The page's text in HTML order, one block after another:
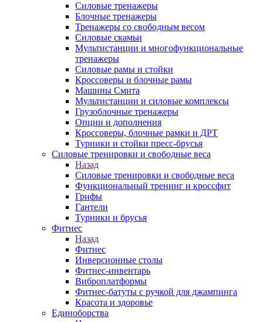
Силовые тренажеры
Блочные тренажеры
Тренажеры со свободным весом
Силовые скамьи
Мультистанции и многофункциональные
тренажеры
Силовые рамы и стойки
Кроссоверы и блочные рамы
Машины Смита
Мультистанции и силовые комплексы
Грузоблочные тренажеры
Опции и дополнения
Кроссоверы, блочные рамки и ДРТ
Турники и стойки пресс-брусья
Силовые тренировки и свободные веса
Назад
Силовые тренировки и свободные веса
Функциональный тренинг и кроссфит
Грифы
Гантели
Турники и брусья
Фитнес
Назад
Фитнес
Инверсионные столы
Фитнес-инвентарь
Виброплатформы
Фитнес-батуты с ручкой для джампинга
Красота и здоровье
Единоборства